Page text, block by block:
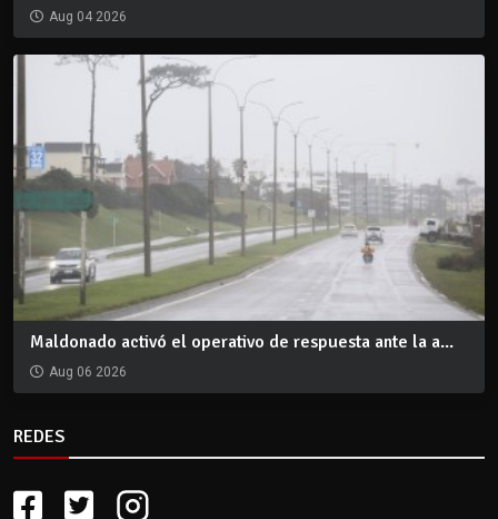
Aug 04 2026
Maldonado activó el operativo de respuesta ante la a...
Aug 06 2026
REDES